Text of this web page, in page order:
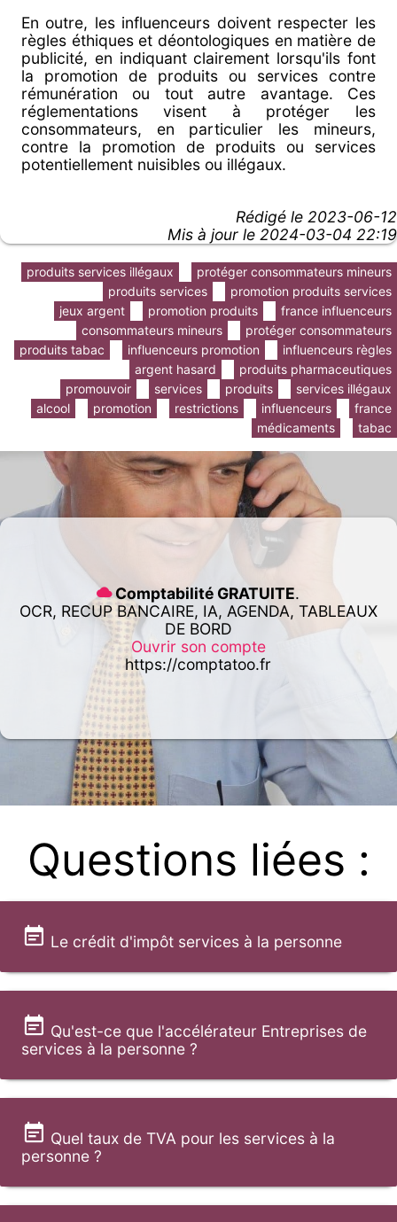
En outre, les influenceurs doivent respecter les
règles éthiques et déontologiques en matière de
publicité, en indiquant clairement lorsqu'ils font
la promotion de produits ou services contre
rémunération ou tout autre avantage. Ces
réglementations visent à protéger les
consommateurs, en particulier les mineurs,
contre la promotion de produits ou services
potentiellement nuisibles ou illégaux.
Rédigé le 2023-06-12
Mis à jour le 2024-03-04 22:19
protéger consommateurs mineurs
produits services illégaux
promotion produits services
produits services
france influenceurs
promotion produits
jeux argent
protéger consommateurs
consommateurs mineurs
influenceurs règles
influenceurs promotion
produits tabac
produits pharmaceutiques
argent hasard
services illégaux
produits
services
promouvoir
france
influenceurs
restrictions
promotion
alcool
tabac
médicaments
Comptabilité GRATUITE.
OCR, RECUP BANCAIRE, IA, AGENDA, TABLEAUX
DE BORD
Ouvrir son compte
https://comptatoo.fr
Questions liées :
Le crédit d'impôt services à la personne
Qu'est-ce que l'accélérateur Entreprises de
services à la personne ?
Quel taux de TVA pour les services à la
personne ?